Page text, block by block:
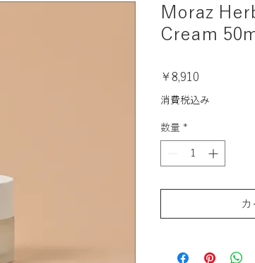
Moraz
Cream
￥8,910
格
消費税込み
数量 *